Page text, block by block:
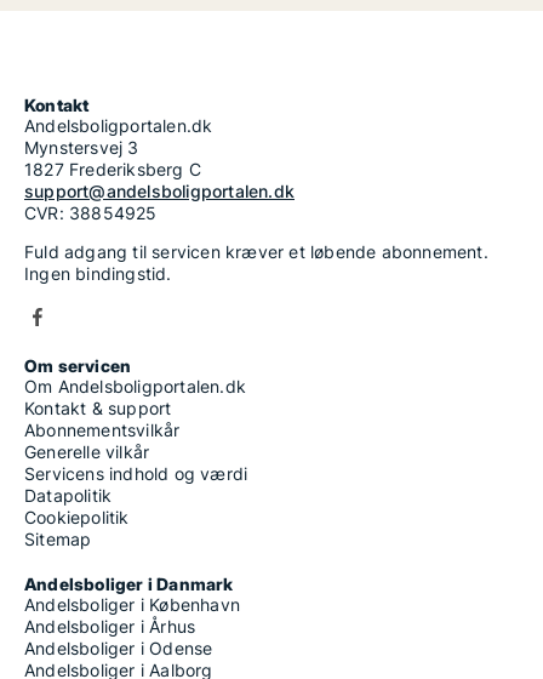
Kontakt
Andelsboligportalen.dk
Mynstersvej 3
1827 Frederiksberg C
support@andelsboligportalen.dk
CVR: 38854925
Fuld adgang til servicen kræver et løbende abonnement.
Ingen bindingstid.
Om servicen
Om Andelsboligportalen.dk
Kontakt & support
Abonnementsvilkår
Generelle vilkår
Servicens indhold og værdi
Datapolitik
Cookiepolitik
Sitemap
Andelsboliger i Danmark
Andelsboliger i København
Andelsboliger i Århus
Andelsboliger i Odense
Andelsboliger i Aalborg